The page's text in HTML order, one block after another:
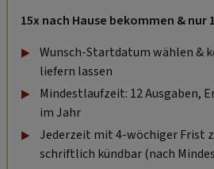
15x nach Hause bekommen & nur
Wunsch-Startdatum wählen &
liefern lassen
Mindestlaufzeit: 12 Ausgaben,
im Jahr
Jederzeit mit 4-wöchiger Frist
schriftlich kündbar (nach